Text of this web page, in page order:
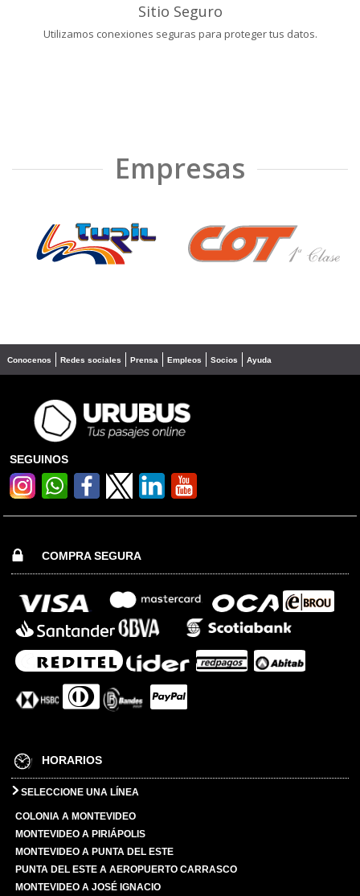
Sitio Seguro
Utilizamos conexiones seguras para proteger tus datos.
Empresas
❮ ❯
Conocenos Redes sociales Prensa Empleos Socios Ayuda
SEGUINOS
COMPRA SEGURA
HORARIOS
SELECCIONE UNA LÍNEA
COLONIA A MONTEVIDEO
MONTEVIDEO A PIRIÁPOLIS
MONTEVIDEO A PUNTA DEL ESTE
PUNTA DEL ESTE A AEROPUERTO CARRASCO
MONTEVIDEO A JOSÉ IGNACIO